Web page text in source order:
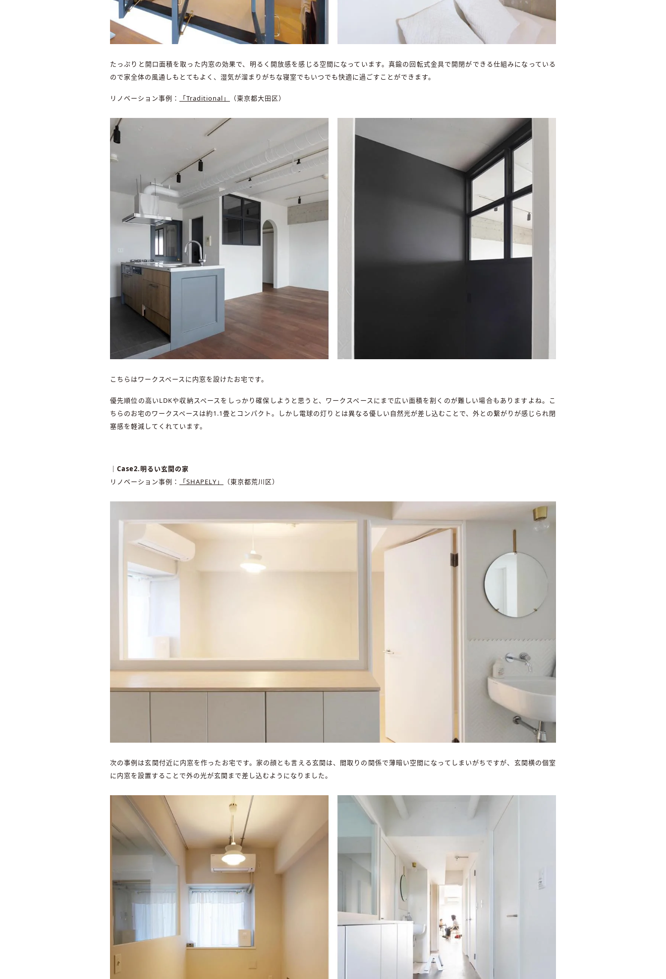
たっぷりと開口面積を取った内窓の効果で、明るく開放感を感じる空間になっています。真鍮の回転式金具で開閉ができる仕組みになっている
ので家全体の風通しもとてもよく、湿気が溜まりがちな寝室でもいつでも快適に過ごすことができます。
リノベーション事例： 「Traditional」 （東京都大田区）
こちらはワークスペースに内窓を設けたお宅です。
優先順位の高いLDKや収納スペースをしっかり確保しようと思うと、ワークスペースにまで広い面積を割くのが難しい場合もありますよね。こ
ちらのお宅のワークスペースは約1.1畳とコンパクト。しかし電球の灯りとは異なる優しい自然光が差し込むことで、外との繋がりが感じられ閉
塞感を軽減してくれています。
｜Case2.明るい玄関の家
リノベーション事例：
「SHAPELY」 （東京都荒川区）
次の事例は玄関付近に内窓を作ったお宅です。家の顔とも言える玄関は、間取りの関係で薄暗い空間になってしまいがちですが、玄関横の個室
に内窓を設置することで外の光が玄関まで差し込むようになりました。